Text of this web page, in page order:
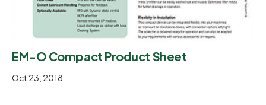
EM-O Compact Product Sheet
Oct 23, 2018